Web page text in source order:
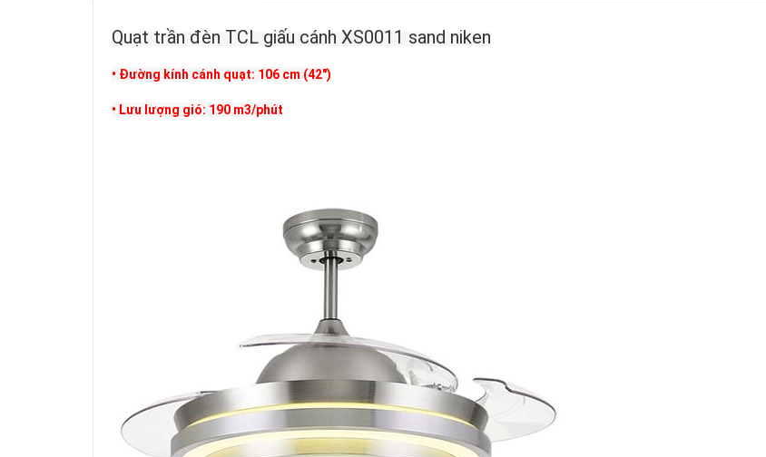
Quạt trần đèn TCL giấu cánh XS0011 sand niken
• Đường kính cánh quạt: 106 cm (42")
• Lưu lượng gió: 190 m3/phút